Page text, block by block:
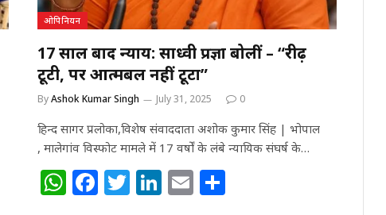
ओपिनियन
17 साल बाद न्याय: साध्वी प्रज्ञा बोलीं – “रीढ़
टूटी, पर आत्मबल नहीं टूटा”
ByAshok Kumar Singh July 31, 2025 0
हिन्द सागर प्रलोका,विशेष संवाददाता अशोक कुमार सिंह | भोपाल
, मालेगांव विस्फोट मामले में 17 वर्षों के लंबे न्यायिक संघर्ष के…
W F T Li E